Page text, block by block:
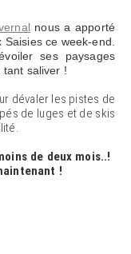
nous a apporté
ce week-end.
ses paysages
saliver !
dévaler les pistes de
de luges et de skis
de deux mois..!
!